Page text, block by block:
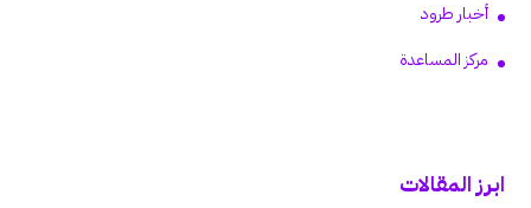
أخبار طرود
مركز المساعدة
ابرز المقالات